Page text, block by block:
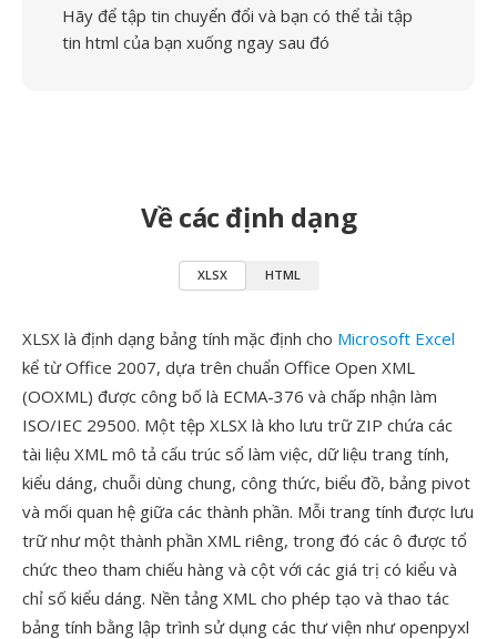
Hãy để tập tin chuyển đổi và bạn có thể tải tập
tin html của bạn xuống ngay sau đó
Về các định dạng
XLSX HTML
XLSX là định dạng bảng tính mặc định cho Microsoft Excel
kể từ Office 2007, dựa trên chuẩn Office Open XML
(OOXML) được công bố là ECMA-376 và chấp nhận làm
ISO/IEC 29500. Một tệp XLSX là kho lưu trữ ZIP chứa các
tài liệu XML mô tả cấu trúc sổ làm việc, dữ liệu trang tính,
kiểu dáng, chuỗi dùng chung, công thức, biểu đồ, bảng pivot
và mối quan hệ giữa các thành phần. Mỗi trang tính được lưu
trữ như một thành phần XML riêng, trong đó các ô được tổ
chức theo tham chiếu hàng và cột với các giá trị có kiểu và
chỉ số kiểu dáng. Nền tảng XML cho phép tạo và thao tác
bảng tính bằng lập trình sử dụng các thư viện như openpyxl